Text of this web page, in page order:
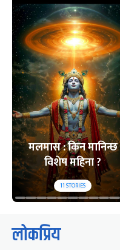
मलमास : किन मानिन्छ
विशेष महिना ?
11STORIES
लोकप्रिय